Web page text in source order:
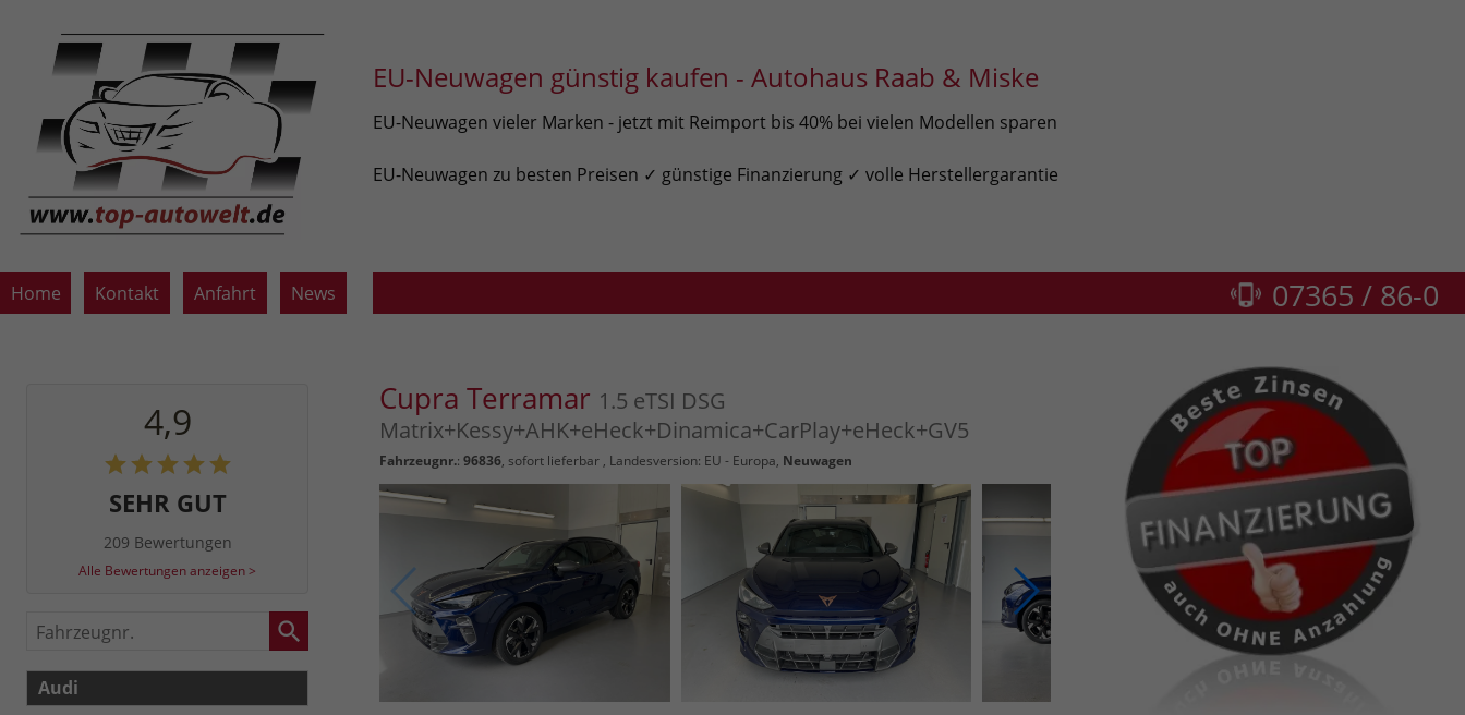
EU-Neuwagen günstig kaufen - Autohaus Raab & Miske
EU-Neuwagen vieler Marken - jetzt mit Reimport bis 40% bei vielen Modellen sparen
EU-Neuwagen zu besten Preisen ✓ günstige Finanzierung ✓ volle Herstellergarantie
Home Kontakt Anfahrt News 07365 / 86-0
Cupra Terramar 1.5 eTSI DSG
Matrix+Kessy+AHK+eHeck+Dinamica+CarPlay+eHeck+GV5
Fahrzeugnr.: 96836, sofort lieferbar, Landesversion: EU - Europa, Neuwagen
4,9
SEHR GUT
209 Bewertungen
Alle Bewertungen anzeigen >
Fahrzeugnr.
Audi